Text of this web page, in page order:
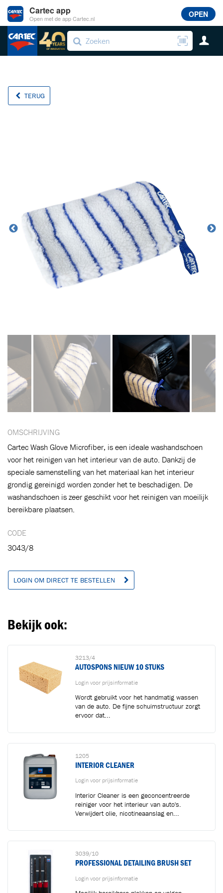
TERUG
OMSCHRIJVING
Cartec Wash Glove Microfiber, is een ideale washandschoen
voor het reinigen van het interieur van de auto. Dankzij de
speciale samenstelling van het materiaal kan het interieur
grondig gereinigd worden zonder het te beschadigen. De
washandschoen is zeer geschikt voor het reinigen van moeilijk
bereikbare plaatsen.
CODE
3043/8
LOGIN OM DIRECT TE BESTELLEN
Bekijk ook:
3213/4
AUTOSPONS NIEUW 10 STUKS
Login voor prijsinformatie
Wordt gebruikt voor het handmatig wassen
van de auto. De fijne schuimstructuur zorgt
ervoor dat...
1205
INTERIOR CLEANER
Login voor prijsinformatie
Interior Cleaner is een geconcentreerde
reiniger voor het interieur van auto's.
Verwijdert olie, nicotineaanslag en...
3039/10
PROFESSIONAL DETAILING BRUSH SET
Login voor prijsinformatie
Toegevoegd aan winkelwagen
VERDER WINKELEN
Cartec app
Open met de app Cartec.nl OPEN